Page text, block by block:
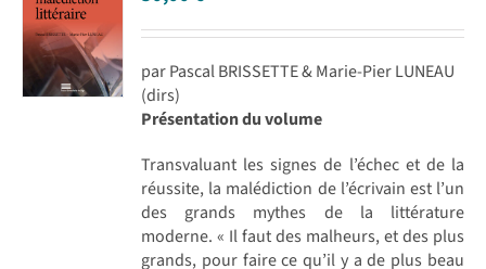
par Pascal BRISSETTE & Marie-Pier LUNEAU
(dirs)
Présentation du volume
Transvaluant les signes de l’échec et de la
réussite, la malédiction de l’écrivain est l’un
des grands mythes de la littérature
moderne. « Il faut des malheurs, et des plus
grands, pour faire ce qu’il y a de plus beau